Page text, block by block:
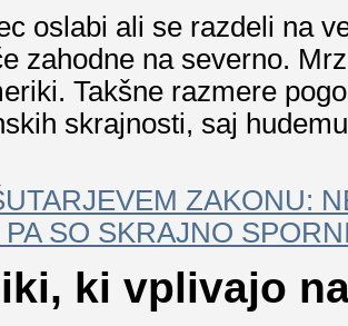
oslabi ali se razdeli na
zahodne na severno.
Takšne razmere
skrajnosti, saj
ZAKONU:
SO SKRAJNO
ki vplivajo